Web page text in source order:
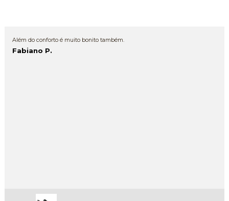
Além do conforto é muito bonito também.
Fabiano P.